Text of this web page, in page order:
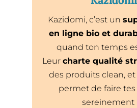
Kazidomi, c’est un
en ligne bio et
quand ton temps
Leur charte qualité
des produits clean, et
permet de faire tes
sereinement